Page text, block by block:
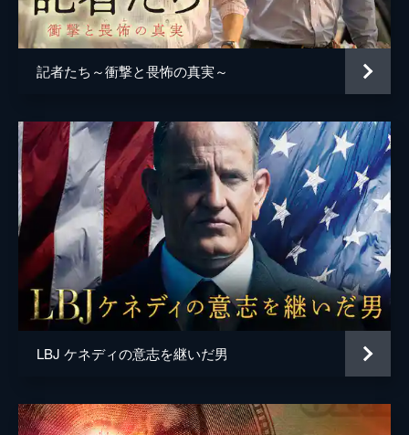
記者たち～衝撃と畏怖の真実～
LBJ ケネディの意志を継いだ男